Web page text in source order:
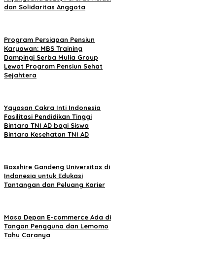
dan Solidaritas Anggota
Program Persiapan Pensiun
Karyawan: MBS Training
Dampingi Serba Mulia Group
Lewat Program Pensiun Sehat
Sejahtera
Yayasan Cakra Inti Indonesia
Fasilitasi Pendidikan Tinggi
Bintara TNI AD bagi Siswa
Bintara Kesehatan TNI AD
Bosshire Gandeng Universitas di
Indonesia untuk Edukasi
Tantangan dan Peluang Karier
Masa Depan E-commerce Ada di
Tangan Pengguna dan Lemomo
Tahu Caranya